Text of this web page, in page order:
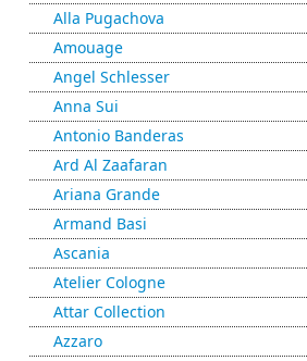
Alla Pugachova
Amouage
Angel Schlesser
Anna Sui
Antonio Banderas
Ard Al Zaafaran
Ariana Grande
Armand Basi
Ascania
Atelier Cologne
Attar Collection
Azzaro